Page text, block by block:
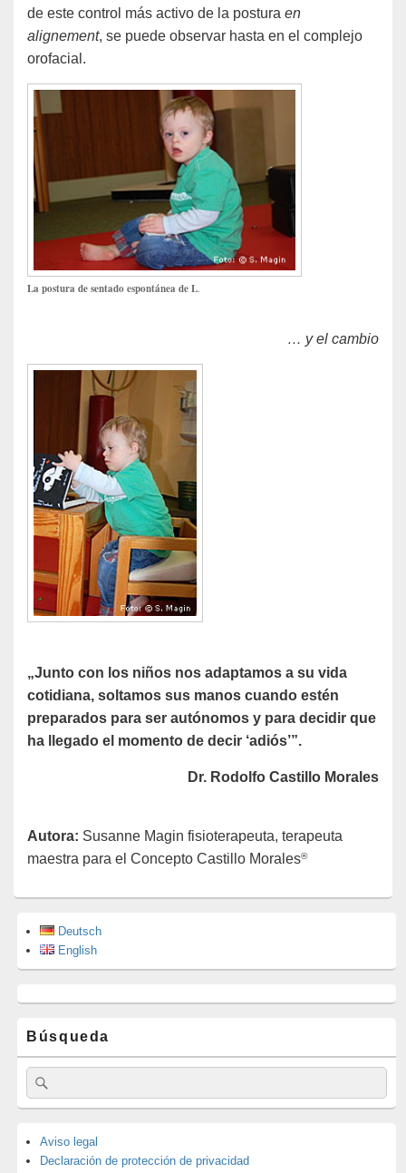
de este control más activo de la postura en
alignement, se puede observar hasta en el complejo
orofacial.
La postura de sentado espontánea de L
… y el cambio
„Junto con los niños nos adaptamos a su vida
cotidiana, soltamos sus manos cuando estén
preparados para ser autónomos y para decidir que
ha llegado el momento de decir ‘adiós’”.
Dr. Rodolfo Castillo Morales
Autora: Susanne Magin fisioterapeuta, terapeuta
maestra para el Concepto Castillo Morales®
Deutsch
English
Búsqueda
Buscar
por:
Aviso legal
Declaración de protección de privacidad